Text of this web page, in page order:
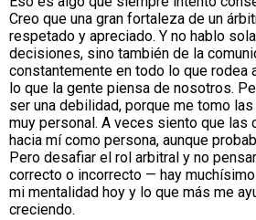
Creo que una gran fortaleza de un
respetado y apreciado. Y no hablo
decisiones, sino también de la
constantemente en todo lo que rodea
lo que la gente piensa de nosotros.
ser una debilidad, porque me tomo
muy personal. A veces siento que las
hacia mí como persona, aunque
Pero desafiar el rol arbitral y no
correcto o incorrecto — hay
mi mentalidad hoy y lo que más me
creciendo.